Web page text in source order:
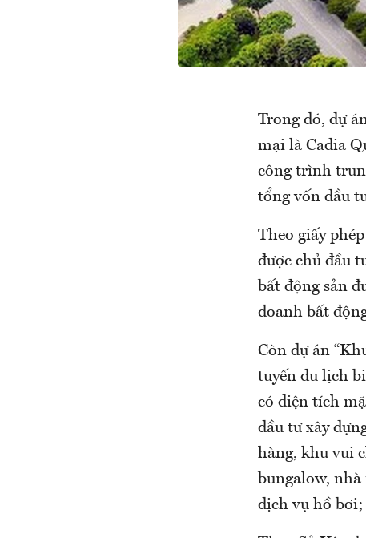
Trong đó, dự
mại là Cadia
công trình
tổng vốn đầu
Theo giấy
được chủ đầu
bất động sản
doanh bất
Còn dự án
tuyến du lịch
có diện tích
đầu tư xây
hàng, khu vui
bungalow,
dịch vụ hồ